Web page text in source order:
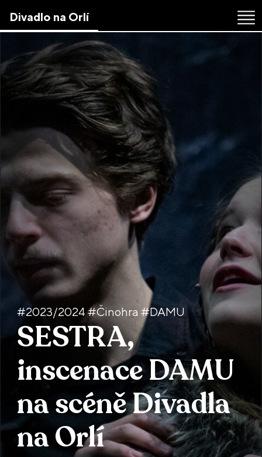
the
↷
Divadlo na Orlí
#2023/2024 #Činohra #DAMU
SESTRA,
inscenace DAMU
na scéně Divadla
na Orlí